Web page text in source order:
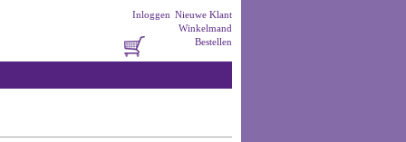
Nieuwe Klant
Inloggen
Winkelmand
Bestellen